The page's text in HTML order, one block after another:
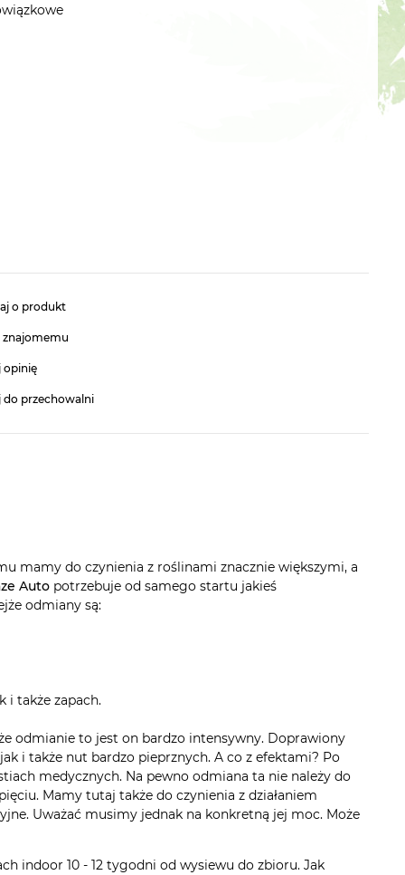
o produkt
znajomemu
opinię
do przechowalni
mamy do czynienia z roślinami znacznie większymi, a
Auto potrzebuje od samego startu jakieś
odmiany są:
i także zapach.
odmianie to jest on bardzo intensywny. Doprawiony
i także nut bardzo pieprznych. A co z efektami? Po
medycznych. Na pewno odmiana ta nie należy do
Mamy tutaj także do czynienia z działaniem
Uważać musimy jednak na konkretną jej moc. Może
indoor 10 - 12 tygodni od wysiewu do zbioru. Jak